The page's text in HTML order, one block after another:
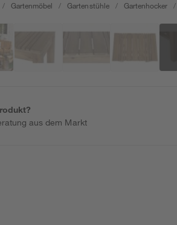
/ Gartenmöbel / Gartenstühle / Gartenhocker /
aus dem Markt